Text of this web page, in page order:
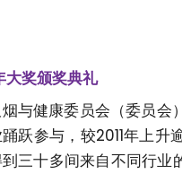
大奖颁奖典礼
与健康委员会（委员会
跃参与，较2011年上
三十多间来自不同行业